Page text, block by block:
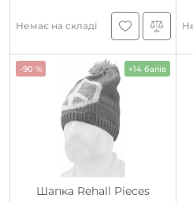
Немає на складі
-90 % +14 балів
Шапка Rehall Pieces